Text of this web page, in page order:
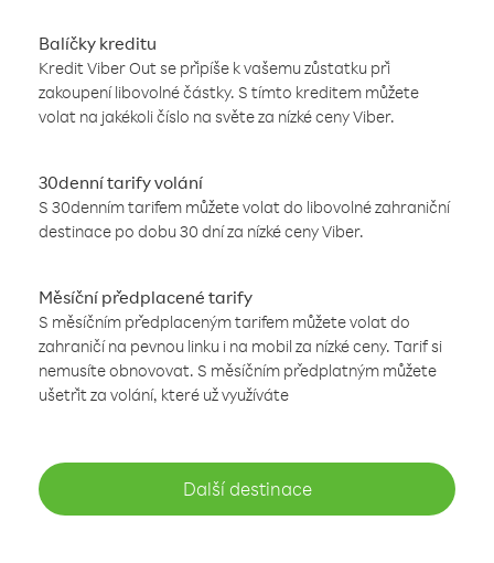
Balíčky kreditu
Kredit Viber Out se připíše k vašemu zůstatku při
zakoupení libovolné částky. S tímto kreditem můžete
volat na jakékoli číslo na světe za nízké ceny Viber.
30denní tarify volání
S 30denním tarifem můžete volat do libovolné zahraniční
destinace po dobu 30 dní za nízké ceny Viber.
Měsíční předplacené tarify
S měsíčním předplaceným tarifem můžete volat do
zahraničí na pevnou linku i na mobil za nízké ceny. Tarif si
nemusíte obnovovat. S měsíčním předplatným můžete
ušetřit za volání, které už využíváte
Další destinace